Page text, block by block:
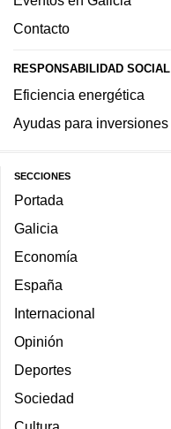
Contacto
RESPONSABILIDAD SOCIAL
Eficiencia energética
Ayudas para inversiones
SECCIONES
Portada
Galicia
Economía
España
Internacional
Opinión
Deportes
Sociedad